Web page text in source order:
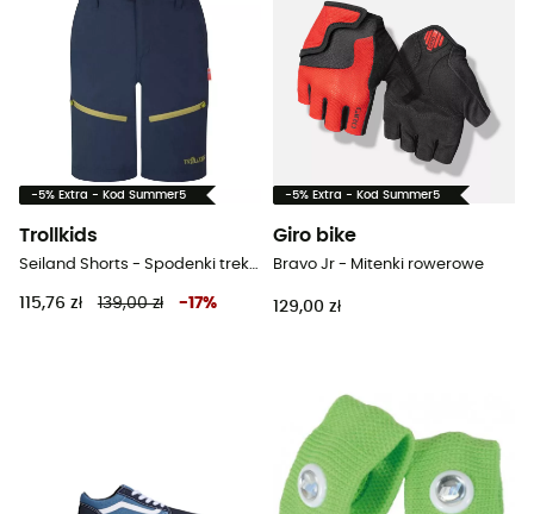
-5% Extra - Kod Summer5
Trollkids
Seiland Shorts - Spodenki trekkingowe dziecięce
115,76 zł 139,00 zł -17%
-5% Extra - Kod Summer5
Giro bike
Bravo Jr - Mitenki rowerowe
129,00 zł